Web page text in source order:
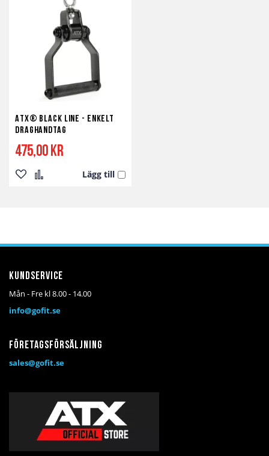
önskelista
jämför
ATX® Black Line - Enkelt
Draghandtag
475,00 kr
Lägg till
Lägg Lägg
Kundservice
Mån - Fre kl 8.00 - 14.00
info@gofit.se
Företagsförsäljning
sales@gofit.se